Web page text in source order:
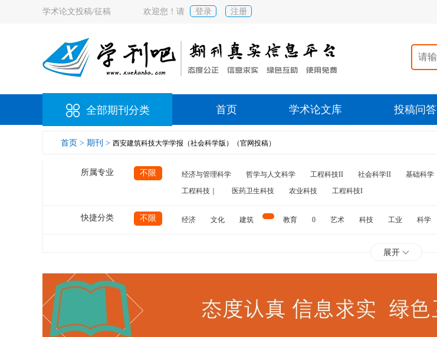
学术论文投稿/征稿 欢迎您！请 登录 注册
全部期刊分类 首页 学术论文库 投稿问答
首页 > 期刊 > 西安建筑科技大学学报（社会科学版）（官网投稿）
所属专业 不限 经济与管理科学 哲学与人文科学 工程科技II 社会科学II 基础科学
工程科技｜
医药卫生科技 农业科技 工程科技I
快捷分类 不限 经济 文化 建筑 教育 0 艺术 科技 工业 科学
展开